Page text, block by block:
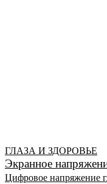
ГЛАЗА И ЗДОРОВЬЕ
Экранное
Цифровое напряжение